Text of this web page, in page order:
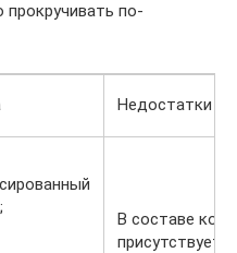
по-
Недостатки
В составе
присутствует в